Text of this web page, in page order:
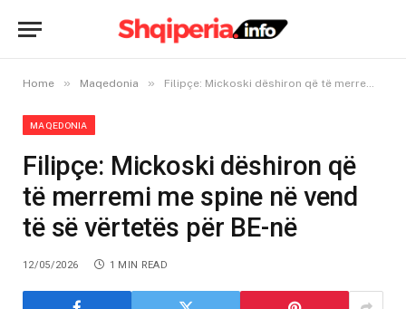
Home » Maqedonia » Filipçe: Mickoski dëshiron që të merremi me spine në vend të së vërtetës për BE-në
MAQEDONIA
Filipçe: Mickoski dëshiron që
të merremi me spine në vend
të së vërtetës për BE-në
12/05/2026 1 MIN READ